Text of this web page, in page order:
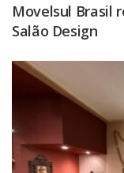
Movelsul Brasil
Salão Design